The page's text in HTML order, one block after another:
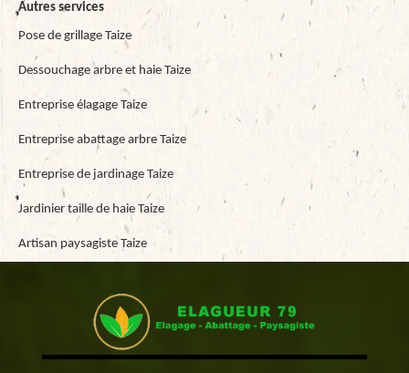
Autres services
Pose de grillage Taize
Dessouchage arbre et haie Taize
Entreprise élagage Taize
Entreprise abattage arbre Taize
Entreprise de jardinage Taize
Jardinier taille de haie Taize
Artisan paysagiste Taize